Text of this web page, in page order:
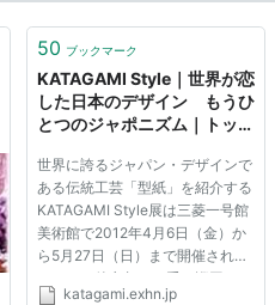
50 ブックマーク
KATAGAMI Style｜世界が恋
した日本のデザイン もうひ
とつのジャポニズム｜トップ
世界に誇るジャパン・デザインで
ある伝統工芸「型紙」を紹介する
KATAGAMI Style展は三菱一号館
美術館で2012年4月6日（金）か
ら5月27日（日）まで開催されま
す。その後京都と三重に巡回しま
す。作品画像左から：フィリッ
katagami.exhn.jp